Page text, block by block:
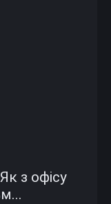
з офісу